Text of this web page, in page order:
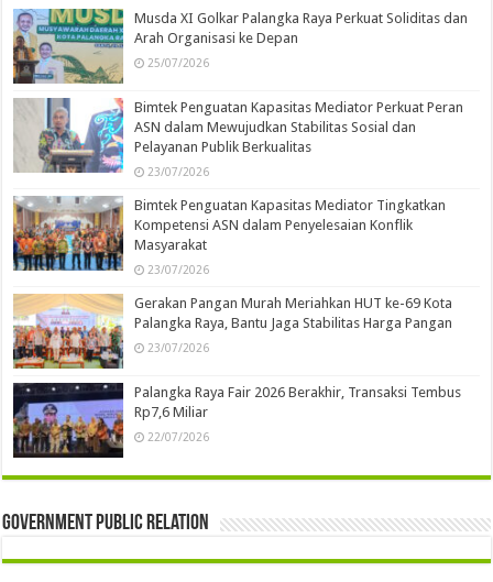
Musda XI Golkar Palangka Raya Perkuat Soliditas dan
Arah Organisasi ke Depan
25/07/2026
Bimtek Penguatan Kapasitas Mediator Perkuat Peran
ASN dalam Mewujudkan Stabilitas Sosial dan
Pelayanan Publik Berkualitas
23/07/2026
Bimtek Penguatan Kapasitas Mediator Tingkatkan
Kompetensi ASN dalam Penyelesaian Konflik
Masyarakat
23/07/2026
Gerakan Pangan Murah Meriahkan HUT ke-69 Kota
Palangka Raya, Bantu Jaga Stabilitas Harga Pangan
23/07/2026
Palangka Raya Fair 2026 Berakhir, Transaksi Tembus
Rp7,6 Miliar
22/07/2026
Government Public Relation